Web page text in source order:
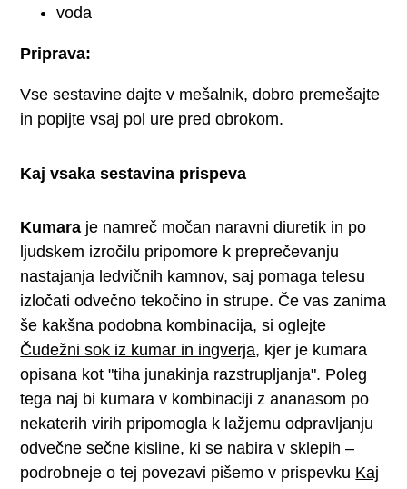
voda
Priprava:
Vse sestavine dajte v mešalnik, dobro premešajte
in popijte vsaj pol ure pred obrokom.
Kaj vsaka sestavina prispeva
Kumara je namreč močan naravni diuretik in po
ljudskem izročilu pripomore k preprečevanju
nastajanja ledvičnih kamnov, saj pomaga telesu
izločati odvečno tekočino in strupe. Če vas zanima
še kakšna podobna kombinacija, si oglejte
Čudežni sok iz kumar in ingverja, kjer je kumara
opisana kot "tiha junakinja razstrupljanja". Poleg
tega naj bi kumara v kombinaciji z ananasom po
nekaterih virih pripomogla k lažjemu odpravljanju
odvečne sečne kisline, ki se nabira v sklepih –
podrobneje o tej povezavi pišemo v prispevku Kaj